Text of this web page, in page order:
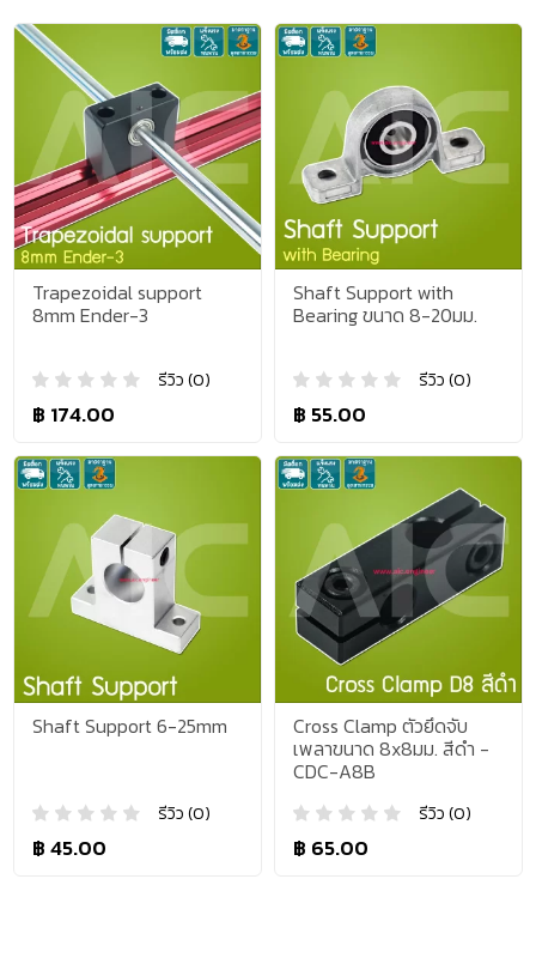
Trapezoidal support
8mm Ender-3
รีวิว (0)
฿ 174.00
Shaft Support with
Bearing ขนาด 8-20มม.
รีวิว (0)
฿ 55.00
Shaft Support 6-25mm
รีวิว (0)
฿ 45.00
Cross Clamp ตัวยึดจับ
เพลาขนาด 8x8มม. สีดำ -
CDC-A8B
รีวิว (0)
฿ 65.00